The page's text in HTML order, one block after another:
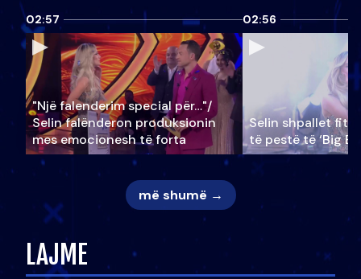
02:57
"Një falenderim special për…"/
Selin falënderon produksionin
mes emocionesh të forta
02:56
Selin shpallet
të pestë të ‘Big
më shumë →
LAJME